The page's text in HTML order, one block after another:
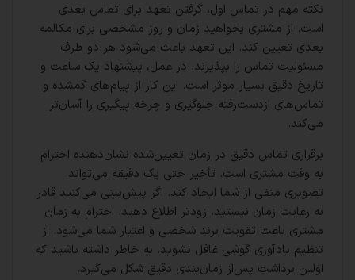
نکته مهم در تماس اول، گرفتن تعهد برای تماس بعدی
است. از مشتری بخواهید زمان و روز مشخصی برای مکالمه
بعدی تعیین کند. این تعهد باعث می‌شود هر دو طرف
مسئولیت تماس را بپذیرند. در عمل، پیشنهاد یک ساعت و
تاریخ دقیق بسیار موثر است. این کار از پیام‌های گمشده و
تماس‌های ازدست‌رفته جلوگیری و چرخه پیگیری را آسان‌تر
می‌کند.
برقراری تماس دقیق در زمان تعیین‌شده نشان‌دهنده احترام
به وقت مشتری است. تأخیر حتی یک دقیقه می‌تواند
تصویری منفی از شما ایجاد کند. اگر پیش‌بینی می‌کنید قادر
به رعایت زمان نیستید، زودتر اطلاع دهید. احترام به زمان
مشتری باعث تقویت برند شخصی و اعتبار شما می‌شود. از
تنظیم یادآوری گوشی غافل نشوید. به خاطر داشته باشید که
اولین برداشت پس‌از زمان‌بندی دقیق شکل می‌گیرد.